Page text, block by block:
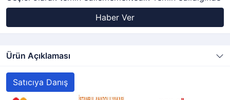
Haber Ver
Ürün Açıklaması
Satıcıya Danış